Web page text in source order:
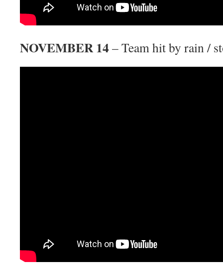
NOVEMBER 14 – Team hit by rain /